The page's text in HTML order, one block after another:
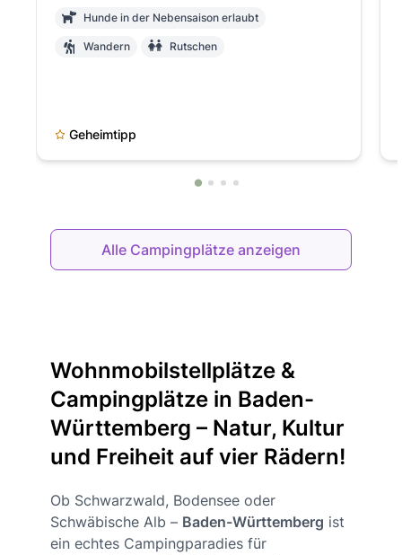
Hunde in der Nebensaison erlaubt
Wandern Rutschen
Geheimtipp
Alle Campingplätze anzeigen
Wohnmobilstellplätze &
Campingplätze in Baden-
Württemberg – Natur, Kultur
und Freiheit auf vier Rädern!
Ob Schwarzwald, Bodensee oder
Schwäbische Alb – Baden-Württemberg ist
ein echtes Campingparadies für